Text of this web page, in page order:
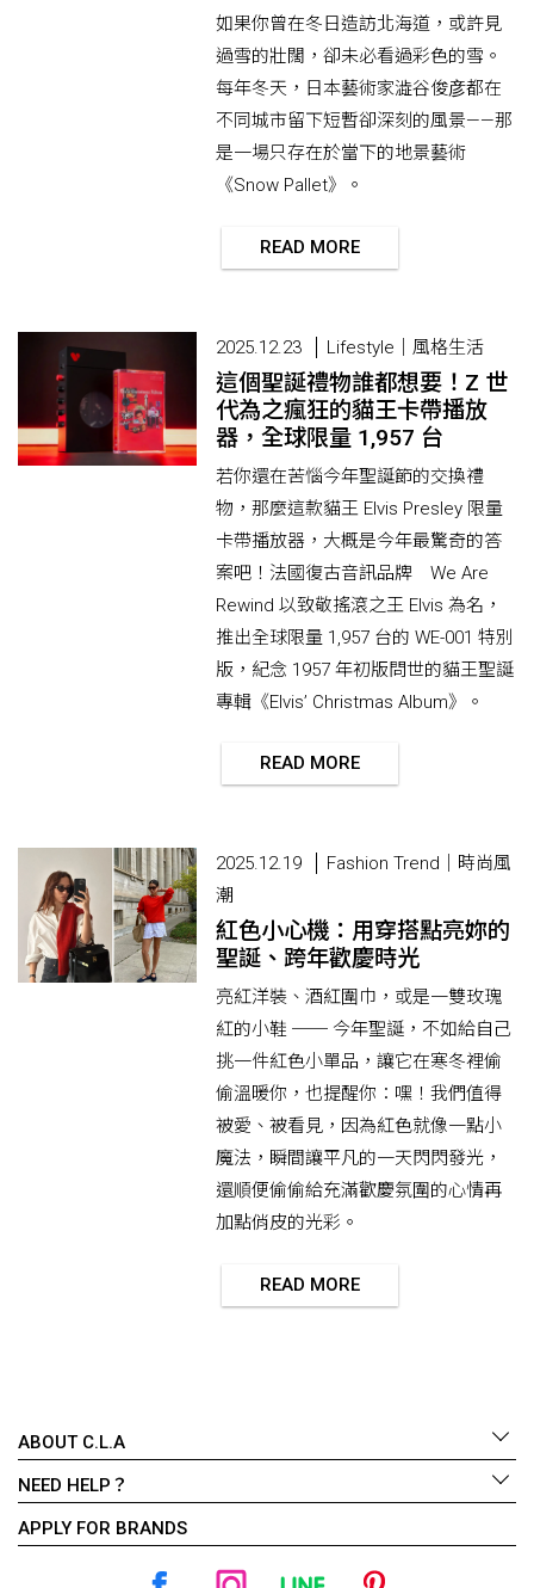
如果你曾在冬日造訪北海道，或許見
過雪的壯闊，卻未必看過彩色的雪。
每年冬天，日本藝術家澁谷俊彦都在
不同城市留下短暫卻深刻的風景——那
是一場只存在於當下的地景藝術
《Snow Pallet》。
READ MORE
2025.12.23 Lifestyle｜風格生活
這個聖誕禮物誰都想要！Z 世
代為之瘋狂的貓王卡帶播放
器，全球限量 1,957 台
若你還在苦惱今年聖誕節的交換禮
物，那麼這款貓王 Elvis Presley 限量
卡帶播放器，大概是今年最驚奇的答
案吧！法國復古音訊品牌 We Are
Rewind 以致敬搖滾之王 Elvis 為名，
推出全球限量 1,957 台的 WE-001 特別
版，紀念 1957 年初版問世的貓王聖誕
專輯《Elvis’ Christmas Album》。
READ MORE
2025.12.19
Fashion Trend｜時尚風
潮
紅色小心機：用穿搭點亮妳的
聖誕、跨年歡慶時光
亮紅洋裝、酒紅圍巾，或是一雙玫瑰
紅的小鞋 ── 今年聖誕，不如給自己
挑一件紅色小單品，讓它在寒冬裡偷
偷溫暖你，也提醒你：嘿！我們值得
被愛、被看見，因為紅色就像一點小
魔法，瞬間讓平凡的一天閃閃發光，
還順便偷偷給充滿歡慶氛圍的心情再
加點俏皮的光彩。
READ MORE
ABOUT C.L.A
NEED HELP？
APPLY FOR BRANDS